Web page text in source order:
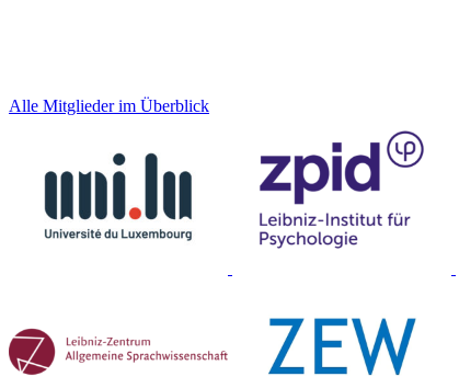
Alle Mitglieder im Überblick